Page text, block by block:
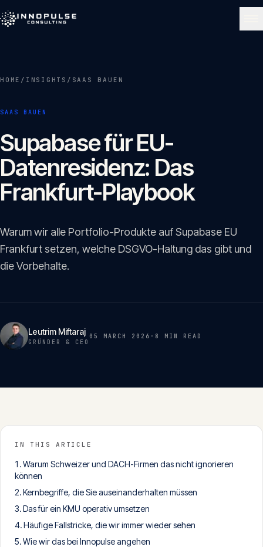
Über uns 02
Leistungen 03
Portfolio 04
Insights
Glossar
CONTACT
HOME / INSIGHTS / SAAS BAUEN
SAAS BAUEN
Supabase für EU-
Datenresidenz: Das
Frankfurt-Playbook
Warum wir alle Portfolio-Produkte auf Supabase EU
Frankfurt setzen, welche DSGVO-Haltung das gibt und
die Vorbehalte.
Leutrim Miftaraj
GRÜNDER & CEO
05 MARCH 2026 · 8 MIN READ
IN THIS ARTICLE
Warum Schweizer und DACH-Firmen das nicht ignorieren
können
Kernbegriffe, die Sie auseinanderhalten müssen
Das für ein KMU operativ umsetzen
Häufige Fallstricke, die wir immer wieder sehen
Wie wir das bei Innopulse angehen